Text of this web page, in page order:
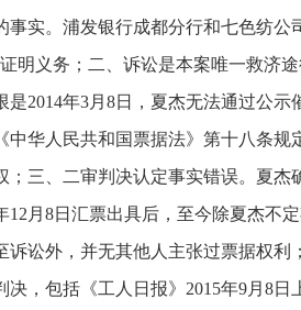
事实。浦发银行成都分行和七色纺公
明义务；二、诉讼是本案唯一救济
是2014年3月8日，夏杰无法通过公示
中华人民共和国票据法》第十八条规
；三、二审判决认定事实错误。夏杰
12月8日汇票出具后，至今除夏杰不
诉讼外，并无其他人主张过票据权利
决，包括《工人日报》2015年9月8日